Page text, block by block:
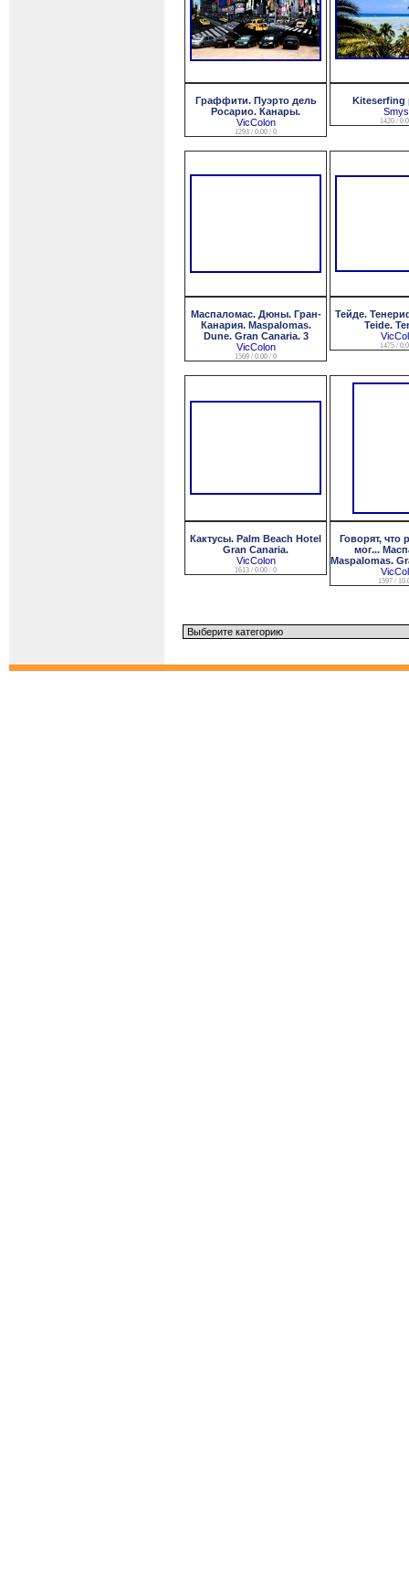
Граффити. Пуэрто дель
Росарио. Канары.
VicColon
1293 / 0.00 / 0
Kiteserfing
1420 /
Маспаломас. Дюны. Гран-
Канария. Maspalomas.
Dune. Gran Canaria. 3
VicColon
1569 / 0.00 / 0
Тейде.
Teide.
1475 /
Кактусы. Palm Beach Hotel
Gran Canaria.
VicColon
1613 / 0.00 / 0
Говорят, что
мог...
Maspalomas.
1597 /